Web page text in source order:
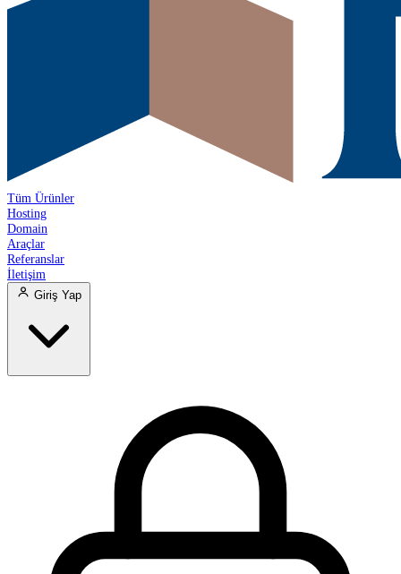
Tüm Ürünler
Hosting
Domain
Araçlar
Referanslar
İletişim
Giriş Yap